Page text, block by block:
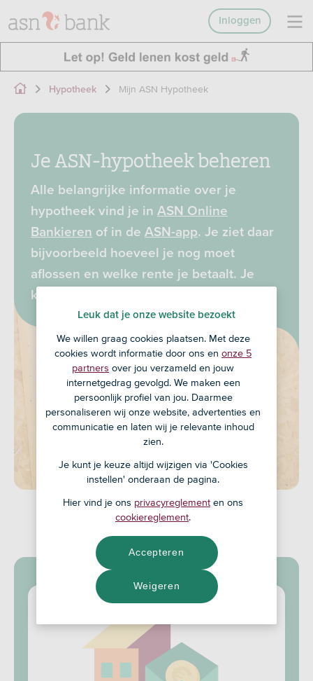
Inloggen
Hypotheek Mijn ASN Hypotheek
Je ASN-hypotheek beheren
Alle belangrijke informatie over je
hypotheek vind je in ASN Online
Bankieren of in de ASN-app. Je ziet daar
bijvoorbeeld hoeveel je nog moet
aflossen en welke rente je betaalt. Je
kunt er ook veel dingen zelf regelen.
Dit regel je zelf
Leuk dat je onze website bezoekt
We willen graag cookies plaatsen. Met deze
cookies wordt informatie door ons en onze 5
partners over jou verzameld en jouw
internetgedrag gevolgd. We maken een
persoonlijk profiel van jou. Daarmee
personaliseren wij onze website, advertenties en
communicatie en laten wij je relevante inhoud
zien.
Je kunt je keuze altijd wijzigen via 'Cookies
instellen' onderaan de pagina.
Hier vind je ons privacyreglement en ons
cookiereglement.
Weigeren
Accepteren